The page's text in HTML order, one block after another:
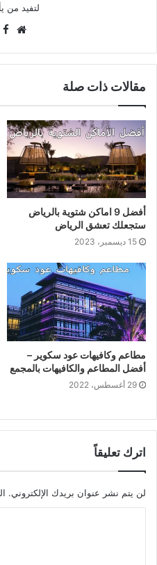
لتفيد من
مقالات ذات صلة
أفضل 9 اماكن شتوية بالرياض
ستجعلك تعشق الرياض
15 ديسمبر، 2023
مطاعم وكافيهات عود سكوير –
أفضل المطاعم والكافيهات بالمجمع
29 أغسطس، 2022
اترك تعليقاً
لن يتم نشر عنوان بريدك الإلكتروني.